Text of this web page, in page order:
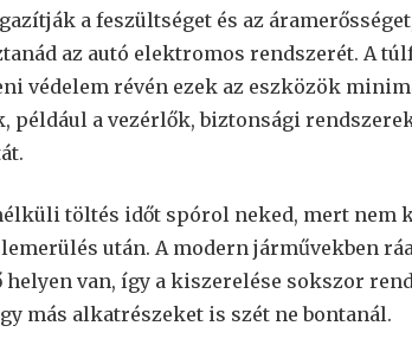
a feszültséget és az
az autó elektromos rendszerét. A
védelem révén ezek az eszközök
például a vezérlők, biztonsági
töltés időt spórol neked, mert nem
után. A modern járművekben
helyen van, így a kiszerelése sokszor
más alkatrészeket is szét ne bontanál.